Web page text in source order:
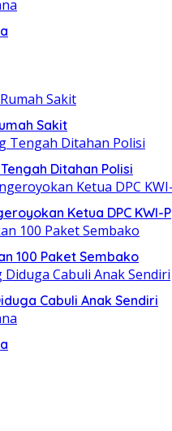
Sakit
Ditahan Polisi
Ketua DPC KWI-P
100 Paket Sembako
Cabuli Anak Sendiri